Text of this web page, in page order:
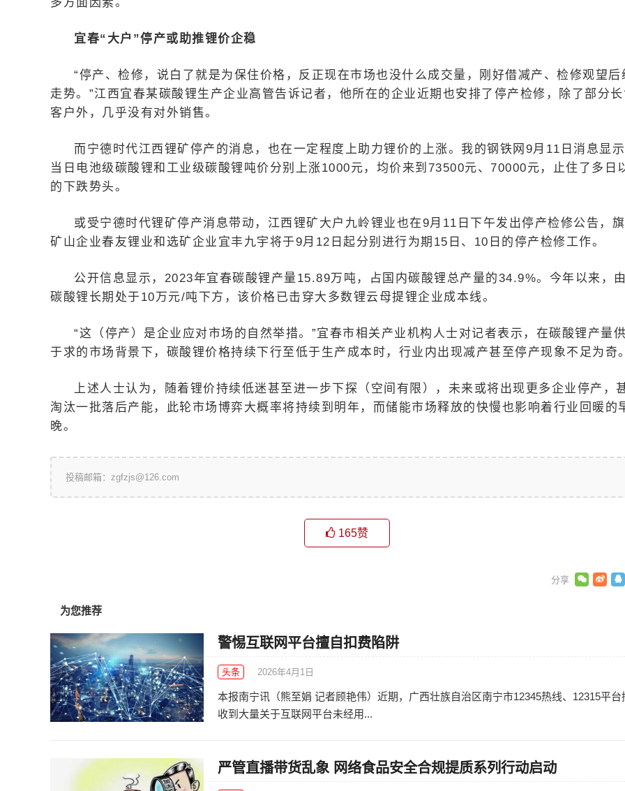
宜春“大户”停产或助推锂价企稳
“停产、检修，说白了就是为保住价格，反正现在市场也没什么成交量，刚好借减产、检修观望后
走势。”江西宜春某碳酸锂生产企业高管告诉记者，他所在的企业近期也安排了停产检修，除了部分长
客户外，几乎没有对外销售。
而宁德时代江西锂矿停产的消息，也在一定程度上助力锂价的上涨。我的钢铁网9月11日消息显示
当日电池级碳酸锂和工业级碳酸锂吨价分别上涨1000元，均价来到73500元、70000元，止住了多日
的下跌势头。
或受宁德时代锂矿停产消息带动，江西锂矿大户九岭锂业也在9月11日下午发出停产检修公告，
矿山企业春友锂业和选矿企业宜丰九宇将于9月12日起分别进行为期15日、10日的停产检修工作。
公开信息显示，2023年宜春碳酸锂产量15.89万吨，占国内碳酸锂总产量的34.9%。今年以来，
碳酸锂长期处于10万元/吨下方，该价格已击穿大多数锂云母提锂企业成本线。
“这（停产）是企业应对市场的自然举措。”宜春市相关产业机构人士对记者表示，在碳酸锂产量
于求的市场背景下，碳酸锂价格持续下行至低于生产成本时，行业内出现减产甚至停产现象不足为奇。
上述人士认为，随着锂价持续低迷甚至进一步下探（空间有限），未来或将出现更多企业停产，
淘汰一批落后产能，此轮市场博弈大概率将持续到明年，而储能市场释放的快慢也影响着行业回暖的
晚。
投稿邮箱：zgfzjs@126.com
165赞
为您推荐
警惕互联网平台擅自扣费陷阱
头条 2026年4月1日
本报南宁讯（熊至娟 记者顾艳伟）近期，广西壮族自治区南宁市12345热线、12315平台
收到大量关于互联网平台未经用...
严管直播带货乱象 网络食品安全合规提质系列行动启动